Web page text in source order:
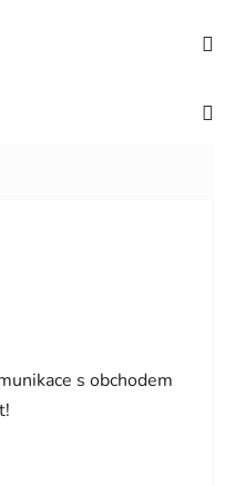
s obchodem